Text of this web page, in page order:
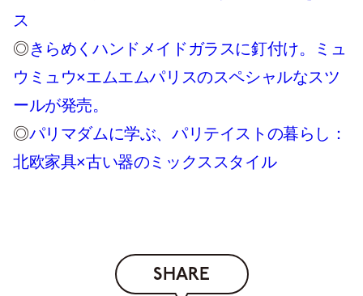
ス
◎きらめくハンドメイドガラスに釘付け。ミュ
ウミュウ×エムエムパリスのスペシャルなスツ
ールが発売。
◎パリマダムに学ぶ、パリテイストの暮らし：
北欧家具×古い器のミックススタイル
SHARE